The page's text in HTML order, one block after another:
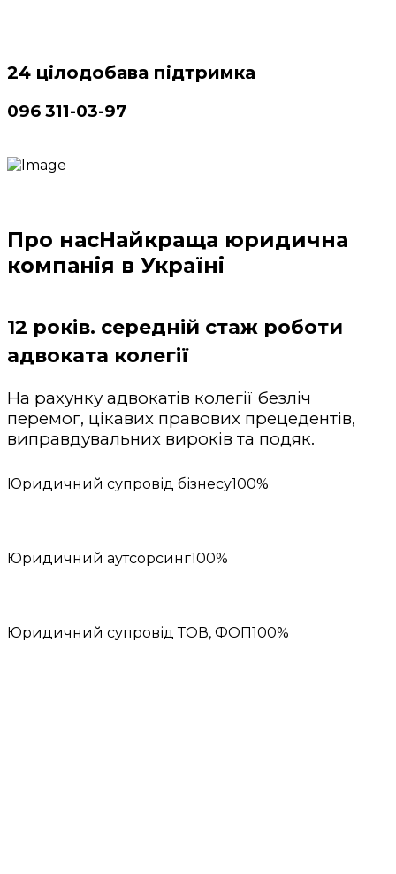
24 цілодобава підтримка
096 311-03-97
Про насНайкраща юридична
компанія в Україні
12 років. середній стаж роботи
адвоката колегії
На рахунку адвокатів колегії безліч
перемог, цікавих правових прецедентів,
виправдувальних вироків та подяк.
Юридичний супровід бізнесу100%
Юридичний аутсорсинг100%
Юридичний супровід ТОВ, ФОП100%